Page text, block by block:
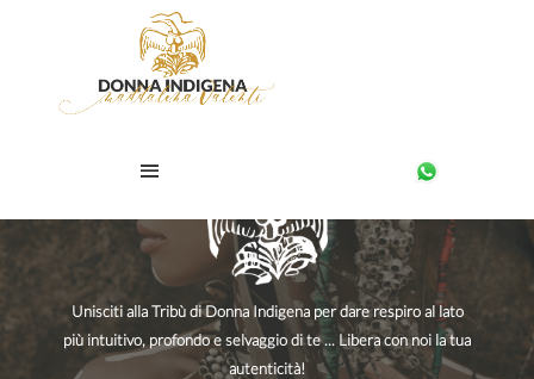
Unisciti alla Tribù di Donna Indigena per dare respiro al lato
più intuitivo, profondo e selvaggio di te ... Libera con noi la tua
autenticità!